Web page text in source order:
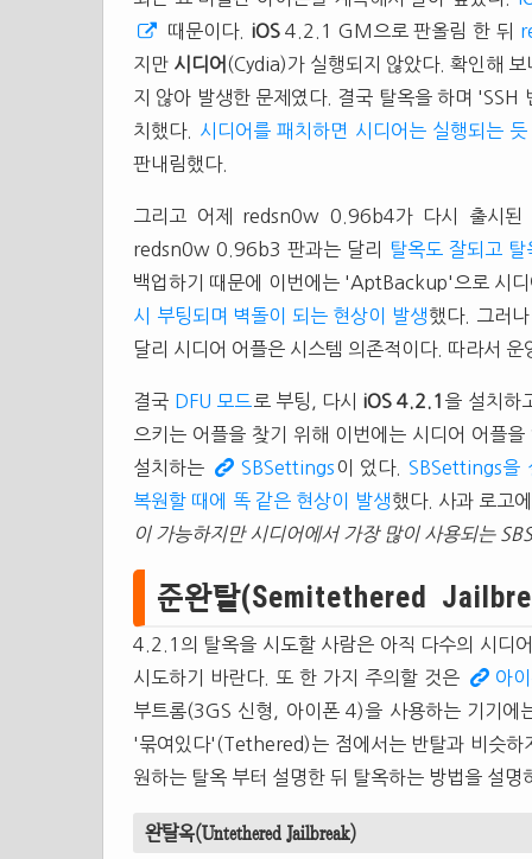
때문이다. iOS4.2.1 GM으로 판올림 한 뒤
지만 시디어 (Cydia)가 실행되지 않았다. 확인해
지 않아 발생한 문제였다. 결국 탈옥을 하며 'SSH
치했다.
시디어를 패치하면 시디어는 실행되는
판내림했다.
그리고 어제 redsn0w 0.96b4가 다시 출시된
redsn0w 0.96b3 판과는 달리
탈옥도 잘되고
백업하기 때문에 이번에는 'AptBackup'으로 시
시 부팅되며 벽돌이 되는 현상이 발생했다. 그러
달리 시디어 어플은 시스템 의존적이다. 따라서
결국 DFU 모드 로 부팅, 다시 iOS 4.2.1 을 설치하
으키는 어플을 찾기 위해 이번에는 시디어 어플
설치하는
SBSettings 이 었다. SBSettings을
복원할 때에 똑 같은 현상이 발생했다. 사과 로고
이 가능하지만 시디어에서 가장 많이 사용되는
준완탈(Semitethered
4.2.1의 탈옥을 시도할 사람은 아직 다수의 시디
시도하기 바란다. 또 한 가지 주의할 것은
아
부트롬(3GS 신형, 아이폰 4)을 사용하는 기기
'묶여있다'(Tethered)는 점에서는 반탈과 비슷
원하는 탈옥 부터 설명한 뒤 탈옥하는 방법을 설명
완탈옥(Untethered Jailbreak)